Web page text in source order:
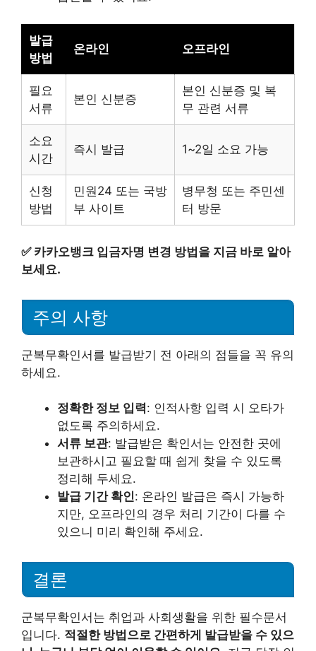
발급
방법
온라인 오프라인
필요
서류
본인 신분증
본인 신분증 및 복
무 관련 서류
소요
시간
즉시 발급 1~2일 소요 가능
신청
방법
민원24 또는 국방
부 사이트
병무청 또는 주민센
터 방문
✅ 카카오뱅크 입금자명 변경 방법을 지금 바로 알아
보세요.
주의 사항
군복무확인서를 발급받기 전 아래의 점들을 꼭 유의
하세요.
정확한 정보 입력: 인적사항 입력 시 오타가
없도록 주의하세요.
서류 보관: 발급받은 확인서는 안전한 곳에
보관하시고 필요할 때 쉽게 찾을 수 있도록
정리해 두세요.
발급 기간 확인: 온라인 발급은 즉시 가능하
지만, 오프라인의 경우 처리 기간이 다를 수
있으니 미리 확인해 주세요.
결론
군복무확인서는 취업과 사회생활을 위한 필수문서
입니다. 적절한 방법으로 간편하게 발급받을 수 있으